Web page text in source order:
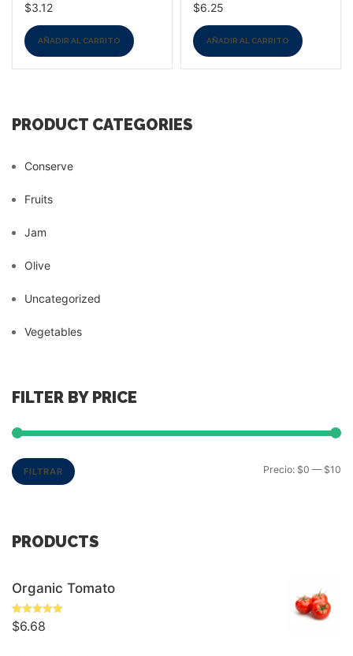
$3.12
AÑADIR AL CARRITO
$6.25
AÑADIR AL CARRITO
PRODUCT CATEGORIES
Conserve
Fruits
Jam
Olive
Uncategorized
Vegetables
FILTER BY PRICE
FILTRAR Precio: $0 — $10
PRODUCTS
Organic Tomato
Valorado
Con5.00
$6.68